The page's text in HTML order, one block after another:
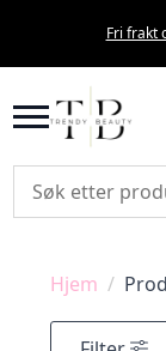
Fri frakt
Hjem